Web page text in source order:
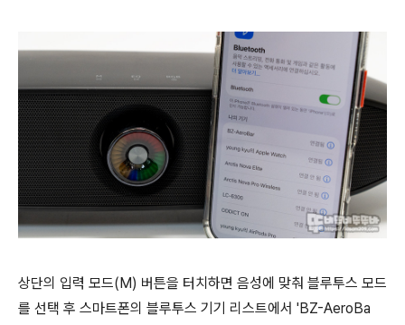
상단의 입력 모드(M) 버튼을 터치하면 음성에 맞춰 블루투스 모드
를 선택 후 스마트폰의 블루투스 기기 리스트에서 'BZ-AeroBa